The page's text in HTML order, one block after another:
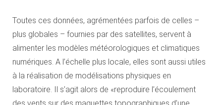
Toutes ces données, agrémentées parfois de celles –
plus globales – fournies par des satellites, servent à
alimenter les modèles météorologiques et climatiques
numériques. A l’échelle plus locale, elles sont aussi utiles
à la réalisation de modélisations physiques en
laboratoire. Il s’agit alors de «reproduire l’écoulement